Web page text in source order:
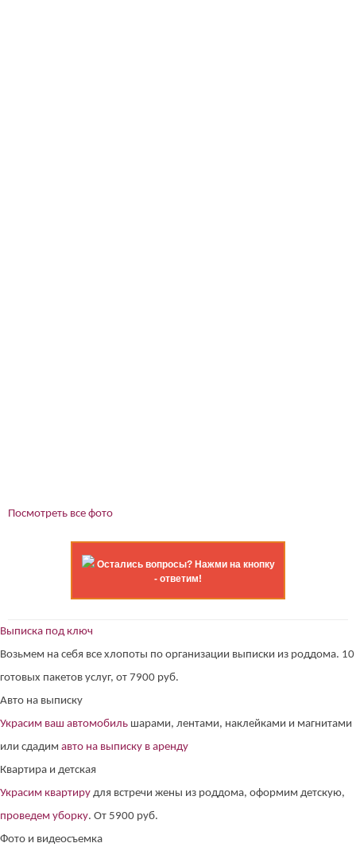
Посмотреть все фото
Остались вопросы? Нажми на кнопку
- ответим!
Выписка под ключ
Возьмем на себя все хлопоты по организации выписки из роддома. 10
готовых пакетов услуг, от 7900 руб.
Авто на выписку
Украсим ваш автомобиль шарами, лентами, наклейками и магнитами
или сдадим авто на выписку в аренду
Квартира и детская
Украсим квартиру для встречи жены из роддома, оформим детскую,
проведем уборку. От 5900 руб.
Фото и видеосъемка